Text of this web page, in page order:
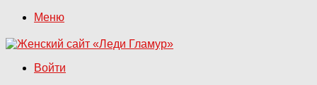
Меню
Войти